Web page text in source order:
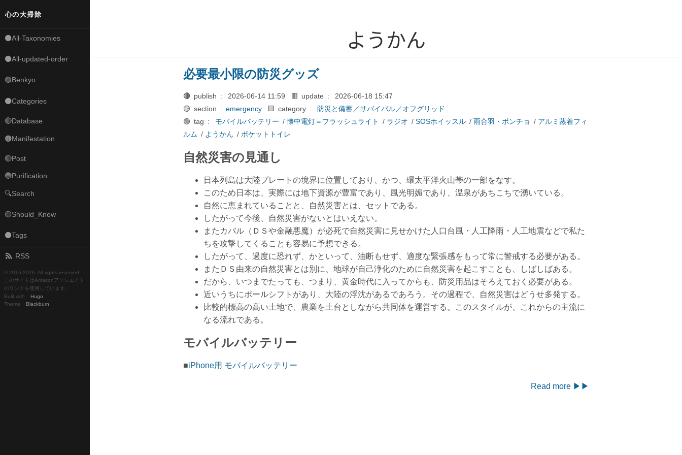
心の大掃除
⚫All-Taxonomies
⚫All-updated-order
🟣Benkyo
⚫Categories
🔴Database
🟠Manifestation
🔴Post
🔵Purification
🔍Search
🟡Should_Know
⚫Tags
RSS
© 2016-2026. All rights reserved.
このサイトはAmazonアソシエイト
のリンクを使用しています。
Built with
Hugo
Theme
Blackburn
ようかん
必要最小限の防災グッズ
🔴 publish : 2026-06-14 11:59 🟥 update :
2026-06-18 15:47
🟡 section : emergency 🟨 category :
防災と備蓄／サバイバル／オフグリッド
🟢 tag :
モバイルバッテリー /懐中電灯＝フラッシュライト / ラジオ / SOSホイッスル/ 雨合羽・ポンチョ / アルミ蒸着フィ
ルム / ようかん / ポケットトイレ
自然災害の見通し
日本列島は大陸プレートの境界に位置しており、かつ、環太平洋火山帯の一部をなす。
このため日本は、実際には地下資源が豊富であり、風光明媚であり、温泉があちこちで湧いている。
自然に恵まれていることと、自然災害とは、セットである。
したがって今後、自然災害がないとはいえない。
またカバル（ＤＳや金融悪魔）が必死で自然災害に見せかけた人口台風・人工降雨・人工地震などで私た
ちを攻撃してくることも容易に予想できる。
したがって、過度に恐れず、かといって、油断もせず、適度な緊張感をもって常に警戒する必要がある。
またＤＳ由来の自然災害とは別に、地球が自己浄化のために自然災害を起こすことも、しばしばある。
だから、いつまでたっても、つまり、黄金時代に入ってからも、防災用品はそろえておく必要がある。
近いうちにポールシフトがあり、大陸の浮沈があるであろう。その過程で、自然災害はどうせ多発する。
比較的標高の高い土地で、農業を土台としながら共同体を運営する。このスタイルが、これからの主流に
なる流れである。
モバイルバッテリー
■iPhone用 モバイルバッテリー
Read more ▶▶